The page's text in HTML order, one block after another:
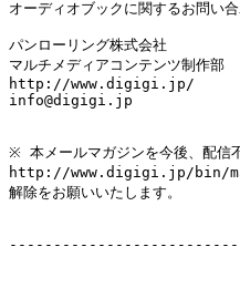
オーディオブックに関するお問い合
パンローリング株式会社
マルチメディアコンテンツ制作部
http://www.digigi.jp/
info@digigi.jp
※ 本メールマガジンを今後、配信
http://www.digigi.jp/bin/
解除をお願いいたします。